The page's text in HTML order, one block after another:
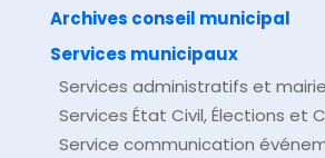
Archives conseil municipal
Services municipaux
Services administratifs et mairie
Services État Civil, Élections et
Service communication